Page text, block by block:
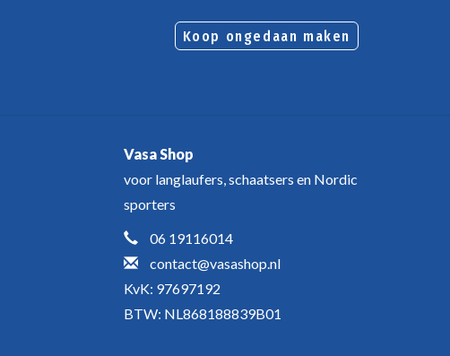
Koop ongedaan maken
Vasa Shop
voor langlaufers, schaatsers en Nordic
sporters
06 19116014
contact@vasashop.nl
KvK: 97697192
BTW: NL868188839B01